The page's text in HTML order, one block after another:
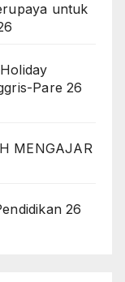
untuk
Pare 26
MENGAJAR
26